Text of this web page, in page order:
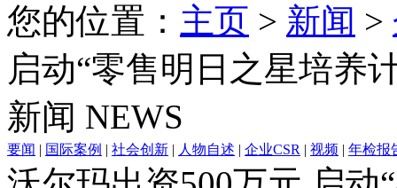
您的位置： 主页 > 新闻 >
启动“零售明日之星培养
新闻 NEWS
要闻 | 国际案例 | 社会创新 | 人物自述 | 企业CSR | 视频 | 年检报